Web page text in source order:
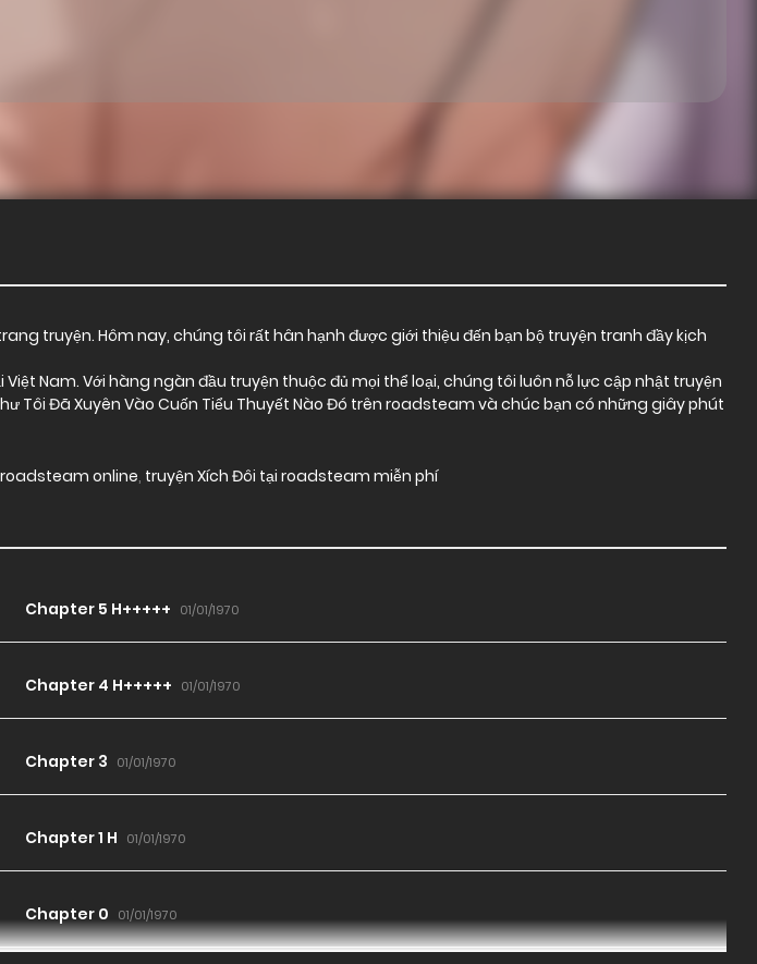
truyện. Hôm nay, chúng tôi rất hân hạnh được giới thiệu đến bạn bộ truyện tranh đầy kịch
Nam. Với hàng ngàn đầu truyện thuộc đủ mọi thể loại, chúng tôi luôn nỗ lực cập nhật truyện
Tôi Đã Xuyên Vào Cuốn Tiểu Thuyết Nào Đó trên roadsteam và chúc bạn có những giây phút
online, truyện Xích Đôi tại roadsteam miễn phí
Chapter 5 H+++++ 01/01/1970
Chapter 4 H+++++ 01/01/1970
Chapter 3 01/01/1970
Chapter 1 H 01/01/1970
Chapter 0 01/01/1970